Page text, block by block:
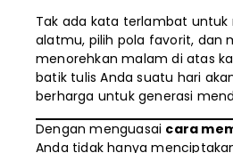
Tak ada kata terlambat untuk
alatmu, pilih pola favorit, dan
menorehkan malam di atas
batik tulis Anda suatu hari
berharga untuk generasi
Dengan menguasai cara
Anda tidak hanya